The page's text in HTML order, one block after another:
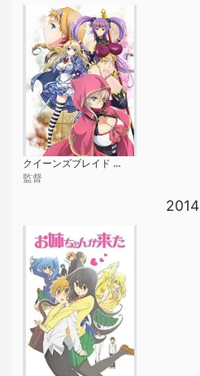
クイーンズブレイド グリムワール
監督
2014